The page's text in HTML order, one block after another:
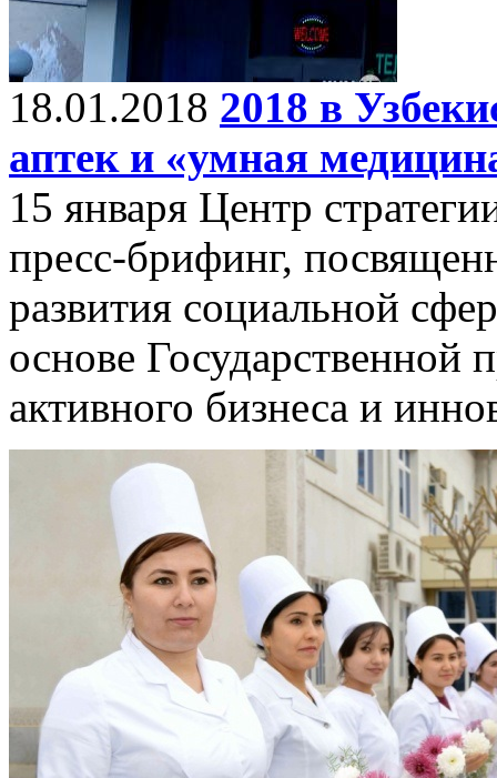
18.01.2018 2018 в
аптек и «умная
15 января Центр
пресс-брифинг,
развития социальной
основе
активного бизнеса и